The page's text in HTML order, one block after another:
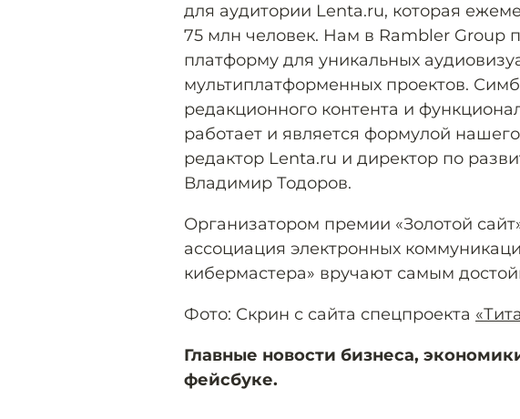
для аудитории Lenta.ru, которая
75 млн человек. Нам в Rambler Group
платформу для уникальных
мультиплатформенных проектов.
редакционного контента и
работает и является формулой
редактор Lenta.ru и директор по
Владимир Тодоров.
Организатором премии «Золотой
ассоциация электронных
кибермастера» вручают самым
Фото: Скрин с сайта спецпроекта
Главные новости бизнеса,
фейсбуке.